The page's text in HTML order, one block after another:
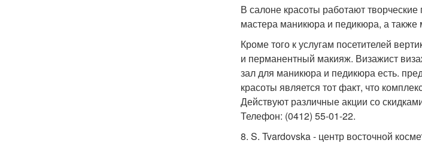
В салоне красоты работают
мастера маникюра и педикюра, а
Кроме того к услугам посетителей
и перманентный макияж. Визажист
зал для маникюра и педикюра есть.
красоты является тот факт, что
Действуют различные акции со
Телефон: (0412) 55-01-22.
8. S. Tvardovska - центр восточной